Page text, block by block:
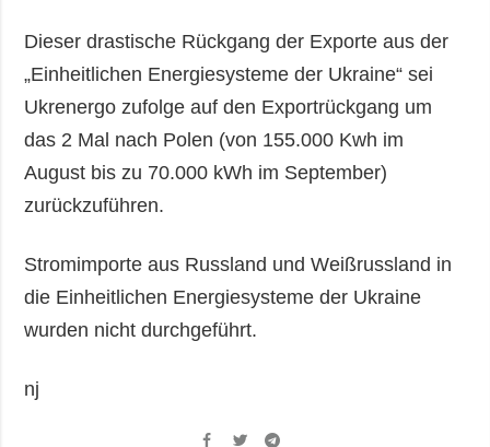
ZUSÄTZLICH
Veröffentlichungen
Interview
Fotos
Video
LEISTUNGEN
Abonnement
Fotobank
Dieser drastische Rückgang der Exporte aus der
„Einheitlichen Energiesysteme der Ukraine“ sei
Ukrenergo zufolge auf den Exportrückgang um
das 2 Mal nach Polen (von 155.000 Kwh im
August bis zu 70.000 kWh im September)
zurückzuführen.
Stromimporte aus Russland und Weißrussland in
die Einheitlichen Energiesysteme der Ukraine
wurden nicht durchgeführt.
nj